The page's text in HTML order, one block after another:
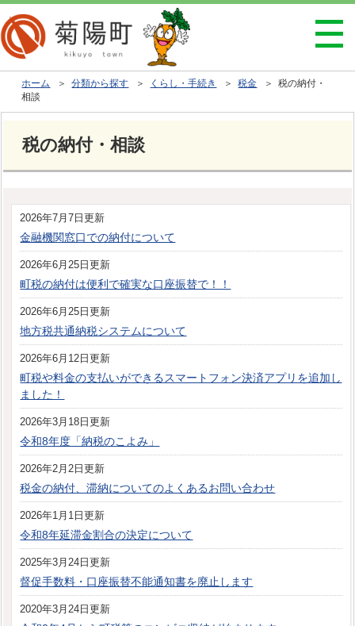
ホーム ＞分類から探す ＞ くらし・手続き ＞税金 ＞ 税の納付・
相談
税の納付・相談
2026年7月7日更新
金融機関窓口での納付について
2026年6月25日更新
町税の納付は便利で確実な口座振替で！！
2026年6月25日更新
地方税共通納税システムについて
2026年6月12日更新
町税や料金の支払いができるスマートフォン決済アプリを追加し
ました！
2026年3月18日更新
令和8年度「納税のこよみ」
2026年2月2日更新
税金の納付、滞納についてのよくあるお問い合わせ
2026年1月1日更新
令和8年延滞金割合の決定について
2025年3月24日更新
督促手数料・口座振替不能通知書を廃止します
2020年3月24日更新